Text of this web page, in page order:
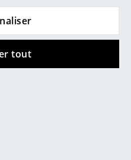
tout
de livraison Suisse)